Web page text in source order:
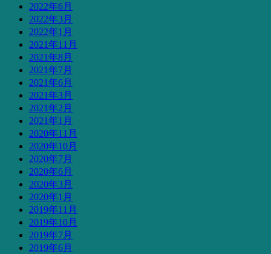
2022年6月
2022年3月
2022年1月
2021年11月
2021年8月
2021年7月
2021年6月
2021年3月
2021年2月
2021年1月
2020年11月
2020年10月
2020年7月
2020年6月
2020年3月
2020年1月
2019年11月
2019年10月
2019年7月
2019年6月